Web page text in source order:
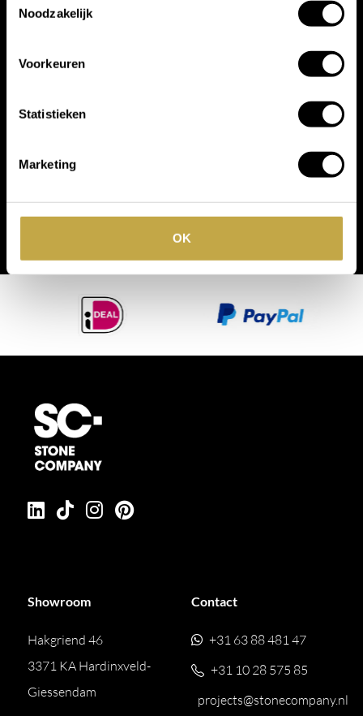
Noodzakelijk
Voorkeuren
Statistieken
Marketing
OK
Showroom
Hakgriend 46
3371 KA Hardinxveld-
Giessendam
Contact
+31 63 88 481 47
+31 10 28 575 85
projects@stonecompany.nl